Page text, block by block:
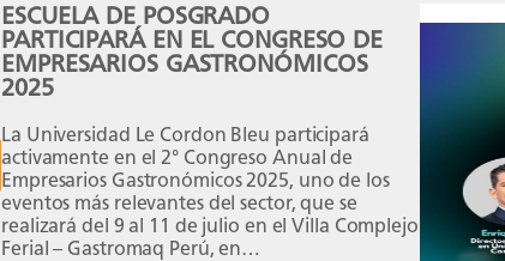
ESCUELA DE POSGRADO
PARTICIPARÁ EN EL CONGRESO DE
EMPRESARIOS GASTRONÓMICOS
2025
La Universidad Le Cordon Bleu participará
activamente en el 2° Congreso Anual de
Empresarios Gastronómicos 2025, uno de los
eventos más relevantes del sector, que se
realizará del 9 al 11 de julio en el Villa Complejo
Ferial – Gastromaq Perú, en